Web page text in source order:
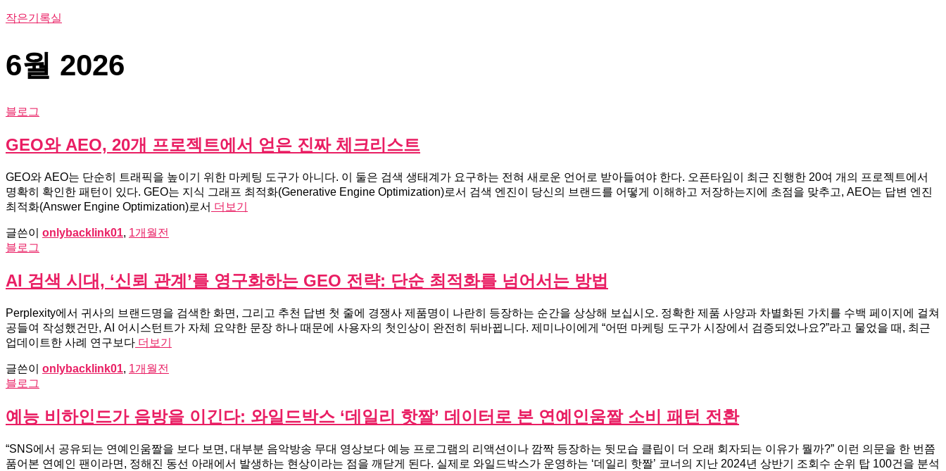
작은기록실
6월 2026
블로그
GEO와 AEO, 20개 프로젝트에서 얻은 진짜 체크리스트
GEO와 AEO는 단순히 트래픽을 높이기 위한 마케팅 도구가 아니다. 이 둘은 검색 생태계가 요구하는 전혀 새로운 언어로 받아들여야 한다. 오픈타임이 최근 진행한 20여 개의 프로젝트에서
명확히 확인한 패턴이 있다. GEO는 지식 그래프 최적화(Generative Engine Optimization)로서 검색 엔진이 당신의 브랜드를 어떻게 이해하고 저장하는지에 초점을 맞추고, AEO는 답변 엔진
최적화(Answer Engine Optimization)로서 더보기
글쓴이 onlybacklink01, 1개월전
블로그
AI 검색 시대, ‘신뢰 관계’를 영구화하는 GEO 전략: 단순 최적화를 넘어서는 방법
Perplexity에서 귀사의 브랜드명을 검색한 화면, 그리고 추천 답변 첫 줄에 경쟁사 제품명이 나란히 등장하는 순간을 상상해 보십시오. 정확한 제품 사양과 차별화된 가치를 수백 페이지에 걸쳐
공들여 작성했건만, AI 어시스턴트가 자체 요약한 문장 하나 때문에 사용자의 첫인상이 완전히 뒤바뀝니다. 제미나이에게 “어떤 마케팅 도구가 시장에서 검증되었나요?”라고 물었을 때, 최근
업데이트한 사례 연구보다 더보기
글쓴이 onlybacklink01, 1개월전
블로그
예능 비하인드가 음방을 이긴다: 와일드박스 ‘데일리 핫짤’ 데이터로 본 연예인움짤 소비 패턴 전환
“SNS에서 공유되는 연예인움짤을 보다 보면, 대부분 음악방송 무대 영상보다 예능 프로그램의 리액션이나 깜짝 등장하는 뒷모습 클립이 더 오래 회자되는 이유가 뭘까?” 이런 의문을 한 번쯤
품어본 연예인 팬이라면, 정해진 동선 아래에서 발생하는 현상이라는 점을 깨닫게 된다. 실제로 와일드박스가 운영하는 ‘데일리 핫짤’ 코너의 지난 2024년 상반기 조회수 순위 탑 100건을 분석